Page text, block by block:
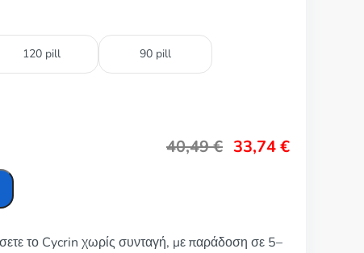
120 pill 90 pill
40,49€ 33,74€
το Cycrin χωρίς συνταγή, με παράδοση σε 5–